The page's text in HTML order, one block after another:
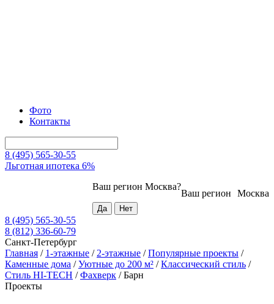
Фото
Контакты
8 (495) 565-30-55
Льготная ипотека 6%
Москва
Ваш регион
Ваш регион Москва?
8 (495) 565-30-55
8 (812) 336-60-79
Санкт-Петербург
Главная / 1-этажные / 2-этажные /Популярные проекты /
Каменные дома /Уютные до 200 м² /Классический стиль /
Стиль HI-TECH /Фахверк /Барн
Проекты